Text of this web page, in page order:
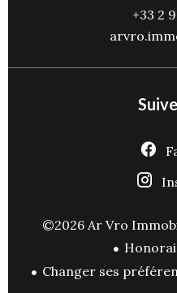
+33 2
©2026 Ar Vro
Changer ses